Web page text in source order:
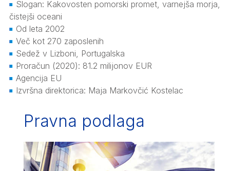
Slogan: Kakovosten pomorski promet, varnejša morja,
čistejši oceani
Od leta 2002
Več kot 270 zaposlenih
Sedež v Lizboni, Portugalska
Proračun (2020): 81.2 milijonov EUR
Agencija EU
Izvršna direktorica: Maja Markovčić Kostelac
Pravna podlaga